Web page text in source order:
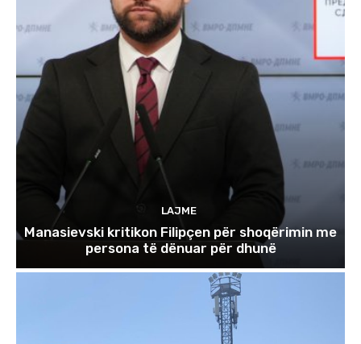
LAJME
Manasievski kritikon Filipçen për shoqërimin me
persona të dënuar për dhunë